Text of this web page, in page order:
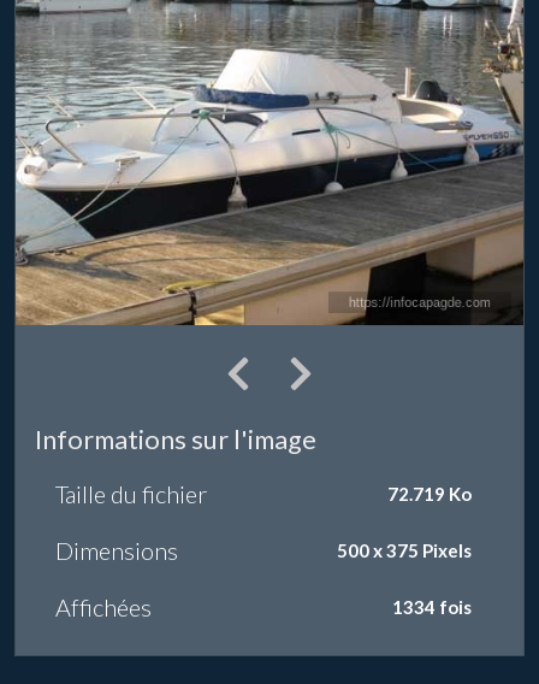
Informations sur l'image
Taille du fichier 72.719 Ko
Dimensions 500 x 375 Pixels
Affichées 1334 fois